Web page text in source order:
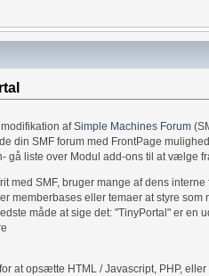
afSimple Machines Forum
din SMF forum med FrontPage
gå liste over Modul add-ons til at vælge
med SMF, bruger mange af dens
memberbases eller temaer at styre som
måde at sige det: "TinyPortal" er en
at opsætte HTML / Javascript, PHP,